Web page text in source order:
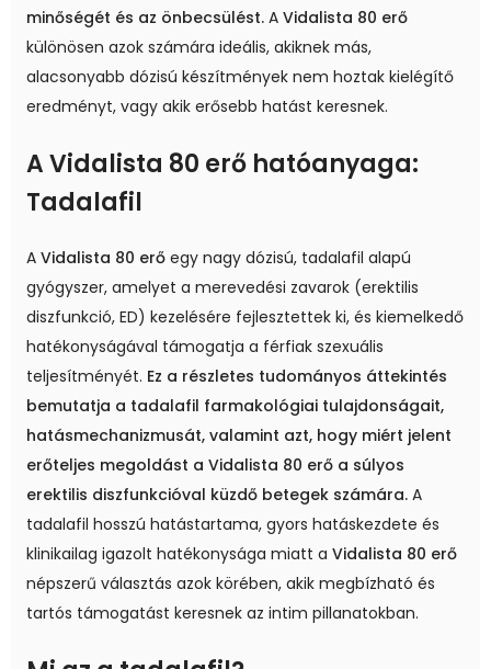
minőségét és az önbecsülést. A Vidalista 80 erő
különösen azok számára ideális, akiknek más,
alacsonyabb dózisú készítmények nem hoztak kielégítő
eredményt, vagy akik erősebb hatást keresnek.
A Vidalista 80 erő hatóanyaga:
Tadalafil
A Vidalista 80 erő egy nagy dózisú, tadalafil alapú
gyógyszer, amelyet a merevedési zavarok (erektilis
diszfunkció, ED) kezelésére fejlesztettek ki, és kiemelkedő
hatékonyságával támogatja a férfiak szexuális
teljesítményét. Ez a részletes tudományos áttekintés
bemutatja a tadalafil farmakológiai tulajdonságait,
hatásmechanizmusát, valamint azt, hogy miért jelent
erőteljes megoldást a Vidalista 80 erő a súlyos
erektilis diszfunkcióval küzdő betegek számára. A
tadalafil hosszú hatástartama, gyors hatáskezdete és
klinikailag igazolt hatékonysága miatt a Vidalista 80 erő
népszerű választás azok körében, akik megbízható és
tartós támogatást keresnek az intim pillanatokban.